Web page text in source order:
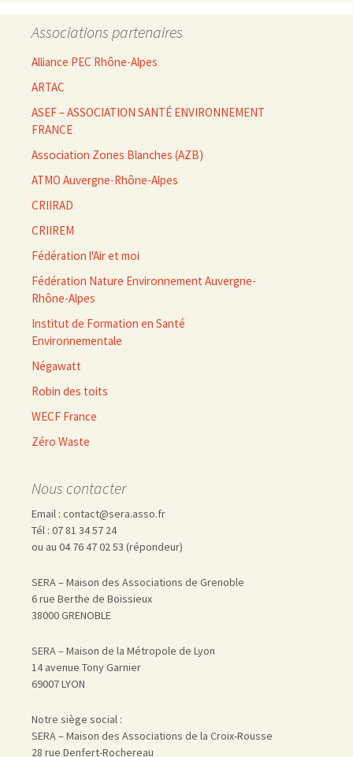
Associations partenaires
Alliance PEC Rhône-Alpes
ARTAC
ASEF – ASSOCIATION SANTÉ ENVIRONNEMENT
FRANCE
Association Zones Blanches (AZB)
ATMO Auvergne-Rhône-Alpes
CRIIRAD
CRIIREM
Fédération l'Air et moi
Fédération Nature Environnement Auvergne-
Rhône-Alpes
Institut de Formation en Santé
Environnementale
Négawatt
Robin des toits
WECF France
Zéro Waste
Nous contacter
Email : contact@sera.asso.fr
Tél : 07 81 34 57 24
ou au 04 76 47 02 53 (répondeur)
SERA – Maison des Associations de Grenoble
6 rue Berthe de Boissieux
38000 GRENOBLE
SERA – Maison de la Métropole de Lyon
14 avenue Tony Garnier
69007 LYON
Notre siège social :
SERA – Maison des Associations de la Croix-Rousse
28 rue Denfert-Rochereau